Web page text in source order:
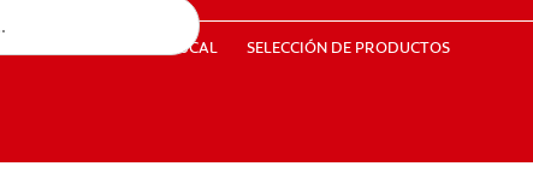
CHEQUEO DE SALUD BUCAL
CHEQUEO DE SALUD BUCAL SELECCIÓN DE PRODUCTOS